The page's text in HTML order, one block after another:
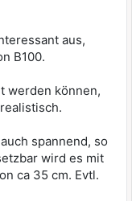
aus,
B100.
werden können,
spannend, so
wird es mit
ca 35 cm. Evtl.